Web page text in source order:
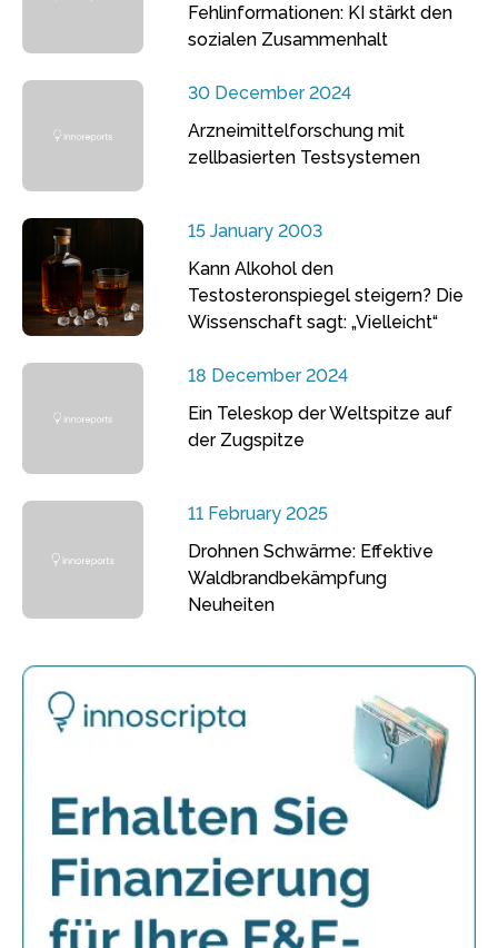
Fehlinformationen: KI stärkt den
sozialen Zusammenhalt
30 December 2024
Arzneimittelforschung mit
zellbasierten Testsystemen
15 January 2003
Kann Alkohol den
Testosteronspiegel steigern? Die
Wissenschaft sagt: „Vielleicht“
18 December 2024
Ein Teleskop der Weltspitze auf
der Zugspitze
11 February 2025
Drohnen Schwärme: Effektive
Waldbrandbekämpfung
Neuheiten